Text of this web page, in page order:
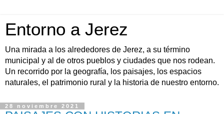
Entorno a Jerez
Una mirada a los alrededores de Jerez, a su término
municipal y al de otros pueblos y ciudades que nos rodean.
Un recorrido por la geografía, los paisajes, los espacios
naturales, el patrimonio rural y la historia de nuestro entorno.
28 noviembre 2021